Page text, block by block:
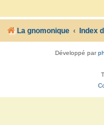
La gnomonique Index
Développé par